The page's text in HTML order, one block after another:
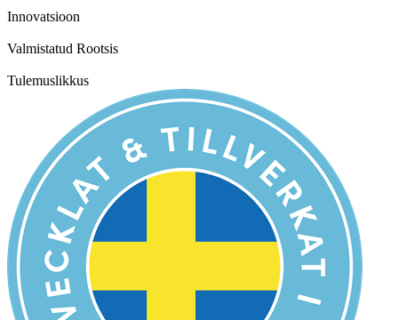
Innovatsioon
Valmistatud Rootsis
Tulemuslikkus